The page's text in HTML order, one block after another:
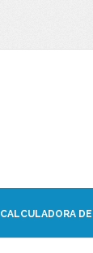
CALCULADORA